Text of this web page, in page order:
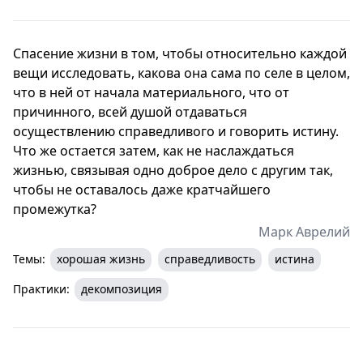
Спасение жизни в том, чтобы относительно каждой
вещи исследовать, какова она сама по селе в целом,
что в ней от начала материального, что от
причинного, всей душой отдаваться
осуществлению справедливого и говорить истину.
Что же остается затем, как не наслаждаться
жизнью, связывая одно доброе дело с другим так,
чтобы не оставалось даже кратчайшего
промежутка?
Марк Аврелий
Темы: хорошая жизнь справедливость
истина
Практики:
декомпозиция